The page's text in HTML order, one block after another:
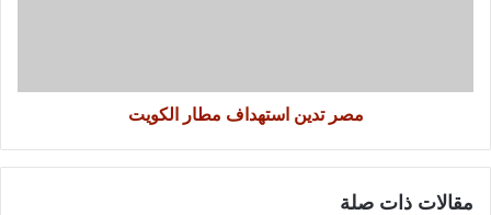
مصر تدين استهداف مطار الكويت
مقالات ذات صلة